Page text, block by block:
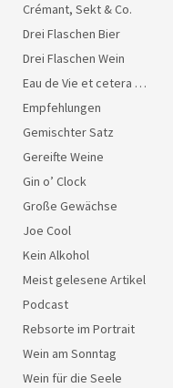
Crémant, Sekt & Co.
Drei Flaschen Bier
Drei Flaschen Wein
Eau de Vie et cetera …
Empfehlungen
Gemischter Satz
Gereifte Weine
Gin o’ Clock
Große Gewächse
Joe Cool
Kein Alkohol
Meist gelesene Artikel
Podcast
Rebsorte im Portrait
Wein am Sonntag
Wein für die Seele